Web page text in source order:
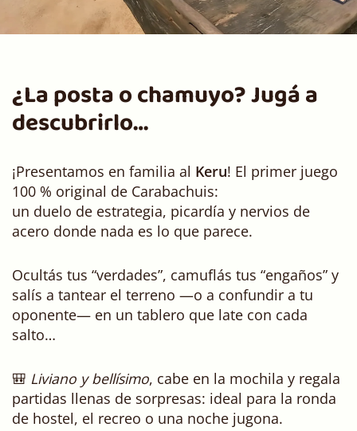
¿La posta o chamuyo? Jugá a
descubrirlo…
¡Presentamos en familia al Keru! El primer juego
100 % original de Carabachuis:
un duelo de estrategia, picardía y nervios de
acero donde nada es lo que parece.
Ocultás tus “verdades”, camuflás tus “engaños” y
salís a tantear el terreno —o a confundir a tu
oponente— en un tablero que late con cada
salto…
🎒 Liviano y bellísimo, cabe en la mochila y regala
partidas llenas de sorpresas: ideal para la ronda
de hostel, el recreo o una noche jugona.